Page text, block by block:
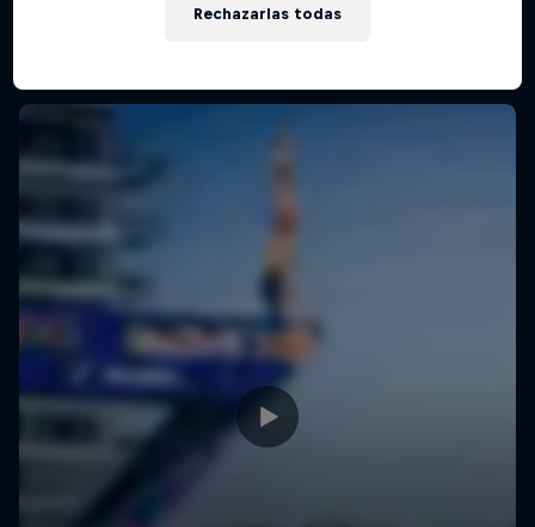
Rechazarlas todas